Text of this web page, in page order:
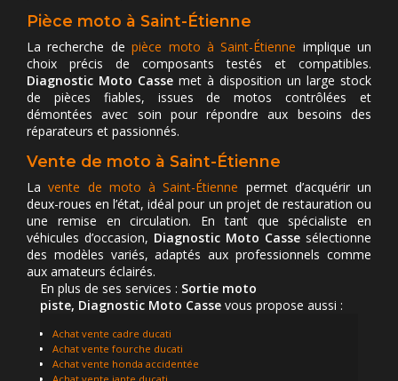
Pièce moto à Saint-Étienne
La recherche depièce moto à Saint-Étienne implique un
choix précis de composants testés et compatibles.
Diagnostic Moto Casse met à disposition un large stock
de pièces fiables, issues de motos contrôlées et
démontées avec soin pour répondre aux besoins des
réparateurs et passionnés.
Vente de moto à Saint-Étienne
Lavente de moto à Saint-Étienne permet d’acquérir un
deux-roues en l’état, idéal pour un projet de restauration ou
une remise en circulation. En tant que spécialiste en
véhicules d’occasion, Diagnostic Moto Casse sélectionne
des modèles variés, adaptés aux professionnels comme
aux amateurs éclairés.
En plus de ses services : Sortie moto
piste, Diagnostic Moto Casse vous propose aussi :
Achat vente cadre ducati
Achat vente fourche ducati
Achat vente honda accidentée